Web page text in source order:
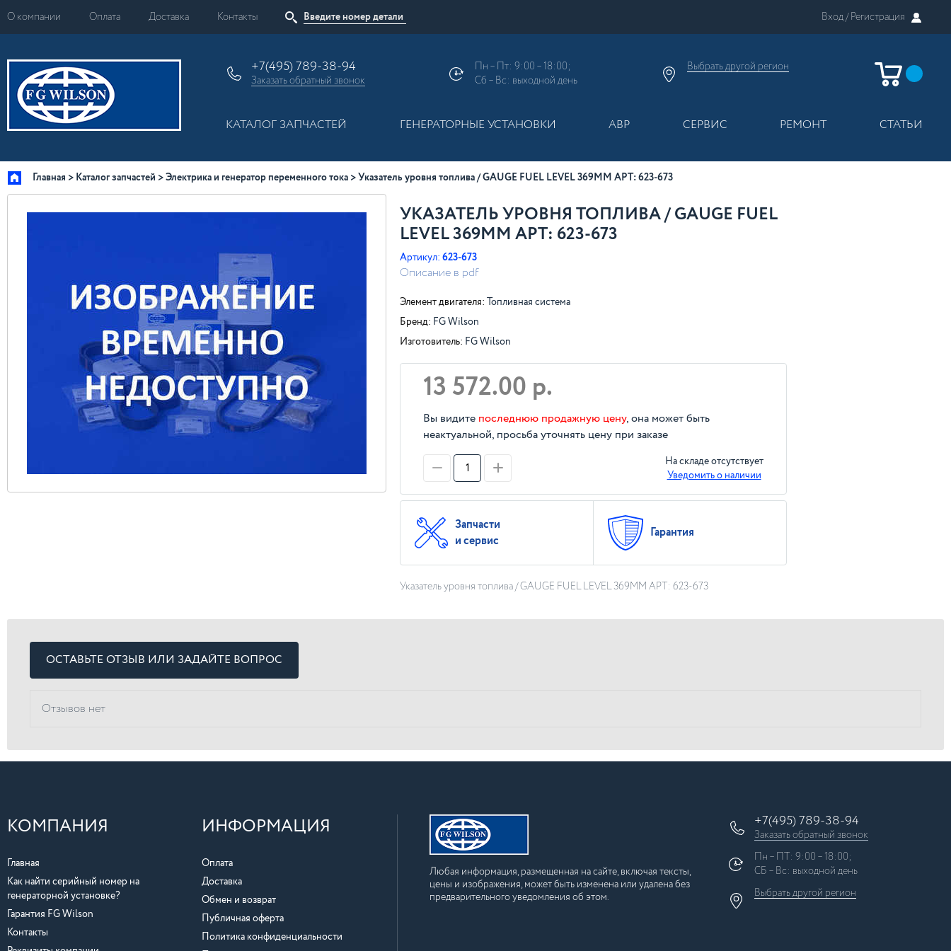
О компании Оплата Доставка Контакты Вход /Регистрация
+7(495) 789-38-94
Заказатьобратный звонок
Пн – Пт: 9:00 – 18:00;
Сб – Вс: выходной день
Выбрать другой регион
КАТАЛОГ ЗАПЧАСТЕЙ ГЕНЕРАТОРНЫЕ УСТАНОВКИ АВР СЕРВИС РЕМОНТ СТАТЬИ
Главная Каталог запчастей Электрика и генератор переменного тока Указатель уровня топлива / GAUGE FUEL LEVEL 369MM АРТ: 623-673
УКАЗАТЕЛЬ УРОВНЯ ТОПЛИВА / GAUGE FUEL
LEVEL 369MM АРТ: 623-673
Артикул: 623-673
Описание в pdf
Элемент двигателя: Топливная система
Бренд: FG Wilson
Изготовитель: FG Wilson
13 572.00 р.
Вы видите последнюю продажную цену, она может быть
неактуальной, просьба уточнять цену при заказе
На складе отсутствует
Уведомить о наличии
Запчасти
и сервис
Гарантия
Указатель уровня топлива / GAUGE FUEL LEVEL 369MM АРТ: 623-673
ОСТАВЬТЕ ОТЗЫВ ИЛИ ЗАДАЙТЕ ВОПРОС
Отзывов нет
КОМПАНИЯ
Главная
Как найти серийный номер на
генераторной установке?
Гарантия FG Wilson
Контакты
ИНФОРМАЦИЯ
Оплата
Доставка
Обмен и возврат
Публичная оферта
Политика конфиденциальности
Любая информация, размещенная на сайте, включая тексты,
цены и изображения, может быть изменена или удалена без
предварительного уведомления об этом.
+7(495) 789-38-94
Заказать обратный звонок
Пн – ПТ: 9:00 – 18:00;
СБ – Вс: выходной день
Выбрать другой регион